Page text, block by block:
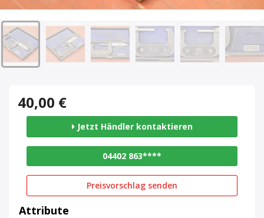
40,00 €
Jetzt Händler kontaktieren
04402 863****
Preisvorschlag senden
Attribute